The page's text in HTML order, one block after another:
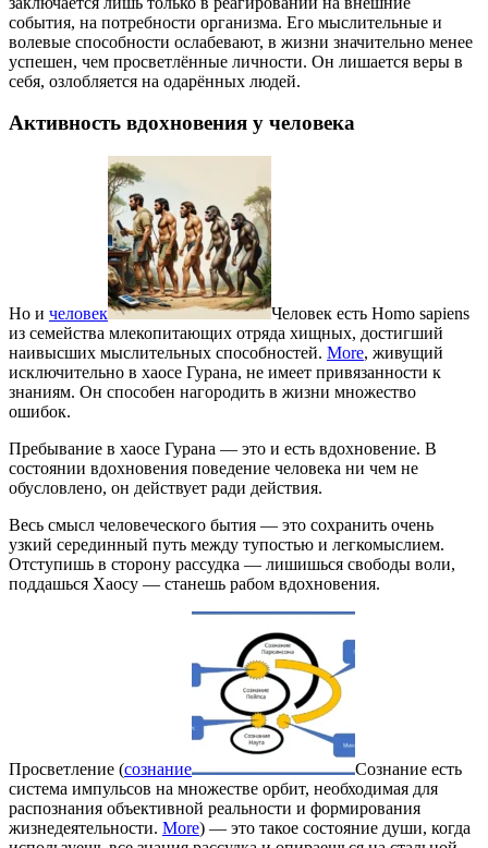
события, на потребности организма. Его мыслительные и
волевые способности ослабевают, в жизни значительно менее
успешен, чем просветлённые личности. Он лишается веры в
себя, озлобляется на одарённых людей.
Активность вдохновения у человека
Но и человек
Человек есть Homo sapiens
из семейства млекопитающих отряда хищных, достигший
наивысших мыслительных способностей. More, живущий
исключительно в хаосе Гурана, не имеет привязанности к
знаниям. Он способен нагородить в жизни множество
ошибок.
Пребывание в хаосе Гурана — это и есть вдохновение. В
состоянии вдохновения поведение человека ни чем не
обусловлено, он действует ради действия.
Весь смысл человеческого бытия — это сохранить очень
узкий серединный путь между тупостью и легкомыслием.
Отступишь в сторону рассудка — лишишься свободы воли,
поддашься Хаосу — станешь рабом вдохновения.
Просветление (сознание
Сознание есть
система импульсов на множестве орбит, необходимая для
распознания объективной реальности и формирования
жизнедеятельности. More) — это такое состояние души, когда